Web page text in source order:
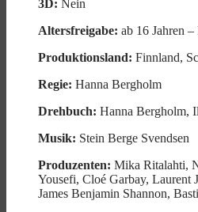
3D: Nein
Altersfreigabe: ab 16 Jahren –
Produktionsland: Finnland,
Regie: Hanna Bergholm
Drehbuch: Hanna Bergholm,
Musik: Stein Berge Svendsen
Produzenten: Mika Ritalahti,
Yousefi, Cloé Garbay, Laurent
James Benjamin Shannon,